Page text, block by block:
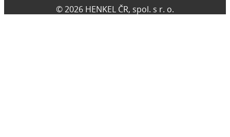
© 2026 HENKEL ČR, spol. s r. o.